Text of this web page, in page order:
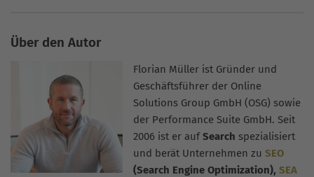
Über den Autor
Florian Müller ist Gründer und
Geschäftsführer der Online
Solutions Group GmbH (OSG) sowie
der Performance Suite GmbH. Seit
2006 ist er aufSearch spezialisiert
und berät Unternehmen zu SEO
(Search Engine Optimization), SEA